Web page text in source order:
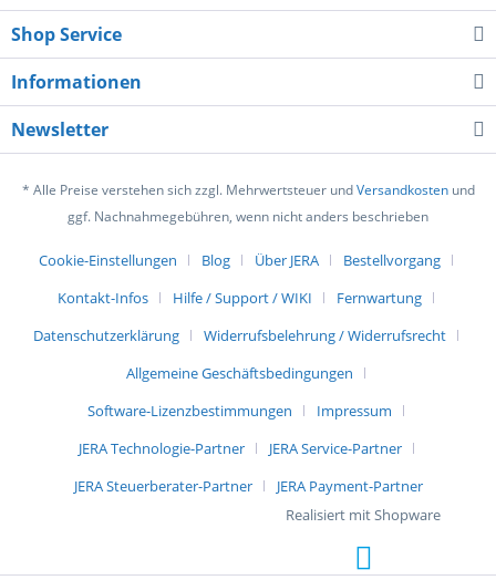
Shop Service
Informationen
Newsletter
* Alle Preise verstehen sich zzgl. Mehrwertsteuer undVersandkostenund
ggf. Nachnahmegebühren, wenn nicht anders beschrieben
Cookie-Einstellungen Blog Über JERA
Bestellvorgang
Kontakt-Infos
Hilfe / Support / WIKI
Fernwartung
Datenschutzerklärung
Widerrufsbelehrung / Widerrufsrecht
Allgemeine Geschäftsbedingungen
Software-Lizenzbestimmungen
Impressum
JERA Technologie-Partner
JERA Service-Partner
JERA Steuerberater-Partner
JERA Payment-Partner
Realisiert mit Shopware